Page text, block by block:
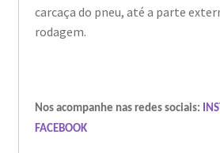
carcaça do pneu, até a parte
rodagem.
Nos acompanhe nas redes sociais:
FACEBOOK